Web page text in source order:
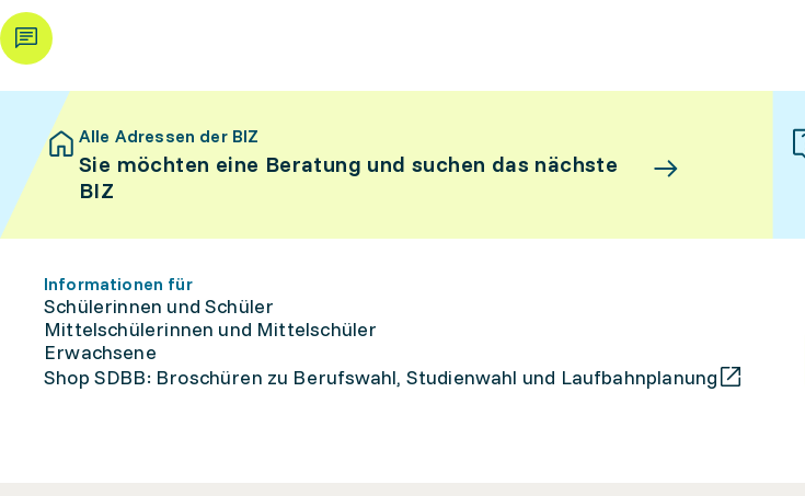
Alle Adressen der BIZ
Sie möchten eine Beratung und suchen das nächste
BIZ
Informationen für
Schülerinnen und Schüler
Mittelschülerinnen und Mittelschüler
Erwachsene
Shop SDBB: Broschüren zu Berufswahl, Studienwahl und Laufbahnplanung